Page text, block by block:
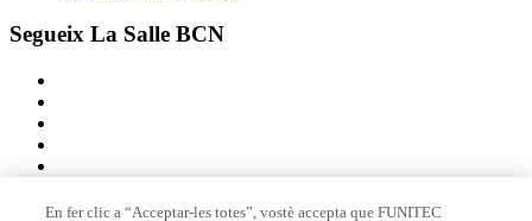
Segueix La Salle BCN
En fer clic a “Acceptar-les totes”, vostè accepta que FUNITEC